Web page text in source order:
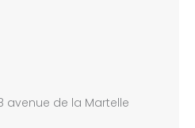
avenue de la Martelle